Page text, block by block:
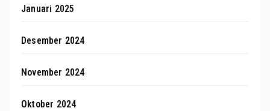
Januari 2025
Desember 2024
November 2024
Oktober 2024